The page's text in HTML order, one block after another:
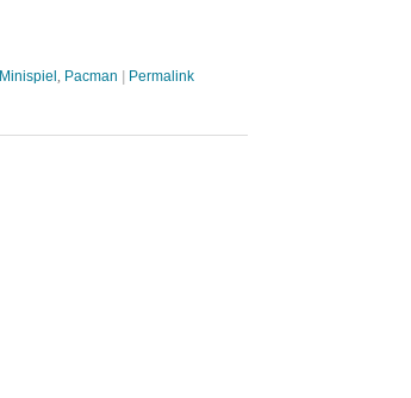
Minispiel , Pacman Permalink